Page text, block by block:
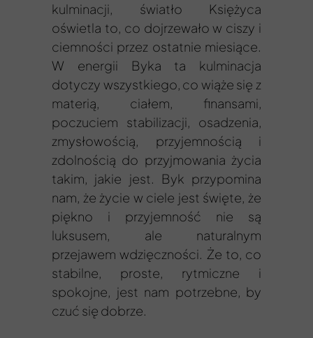
kulminacji, światło Księżyca
oświetla to, co dojrzewało w ciszy i
ciemności przez ostatnie miesiące.
W energii Byka ta kulminacja
dotyczy wszystkiego, co wiąże się z
materią, ciałem, finansami,
poczuciem stabilizacji, osadzenia,
zmysłowością, przyjemnością i
zdolnością do przyjmowania życia
takim, jakie jest. Byk przypomina
nam, że życie w ciele jest święte, że
piękno i przyjemność nie są
luksusem, ale naturalnym
przejawem wdzięczności. Że to, co
stabilne, proste, rytmiczne i
spokojne, jest nam potrzebne, by
czuć się dobrze.